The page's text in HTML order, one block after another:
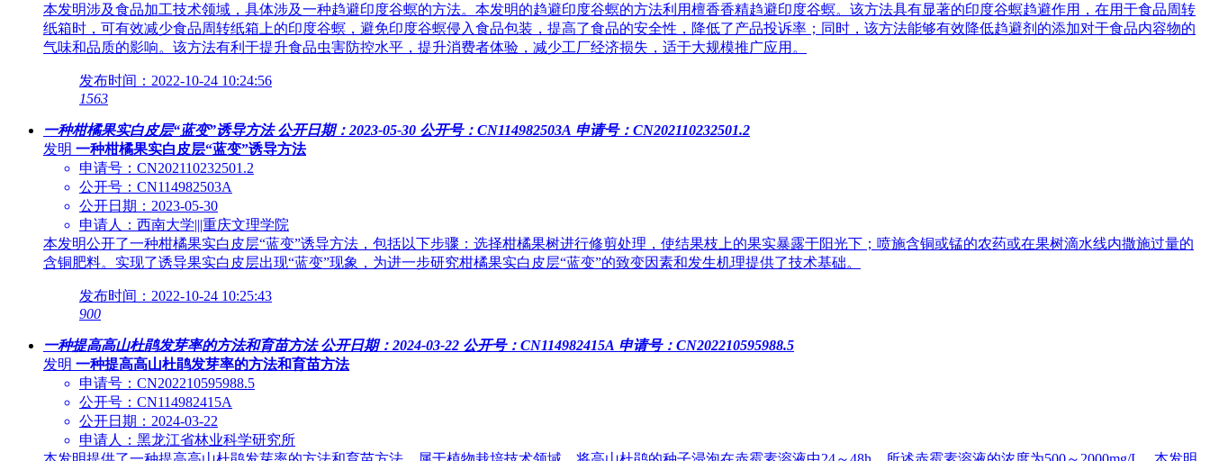
本发明涉及食品加工技术领域，具体涉及一种趋避印度谷螟的方法。本发明的趋避印度谷螟的方法利用檀香香精趋避印度谷螟。该方法具有显著的印度谷螟趋避作用，在用于食品周转
纸箱时，可有效减少食品周转纸箱上的印度谷螟，避免印度谷螟侵入食品包装，提高了食品的安全性，降低了产品投诉率；同时，该方法能够有效降低趋避剂的添加对于食品内容物的
气味和品质的影响。该方法有利于提升食品虫害防控水平，提升消费者体验，减少工厂经济损失，适于大规模推广应用。
发布时间：2022-10-24 10:24:56
1563
一种柑橘果实白皮层“蓝变”诱导方法 公开日期：2023-05-30 公开号：CN114982503A 申请号：CN202110232501.2
发明 一种柑橘果实白皮层“蓝变”诱导方法
申请号：CN202110232501.2
公开号：CN114982503A
公开日期：2023-05-30
申请人：西南大学|||重庆文理学院
本发明公开了一种柑橘果实白皮层“蓝变”诱导方法，包括以下步骤：选择柑橘果树进行修剪处理，使结果枝上的果实暴露于阳光下；喷施含铜或锰的农药或在果树滴水线内撒施过量的
含铜肥料。实现了诱导果实白皮层出现“蓝变”现象，为进一步研究柑橘果实白皮层“蓝变”的致变因素和发生机理提供了技术基础。
发布时间：2022-10-24 10:25:43
900
一种提高高山杜鹃发芽率的方法和育苗方法 公开日期：2024-03-22 公开号：CN114982415A 申请号：CN202210595988.5
发明 一种提高高山杜鹃发芽率的方法和育苗方法
申请号：CN202210595988.5
公开号：CN114982415A
公开日期：2024-03-22
申请人：黑龙江省林业科学研究所